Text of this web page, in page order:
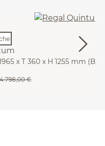
x T 360 x H 1255 mm
4.798,00 €